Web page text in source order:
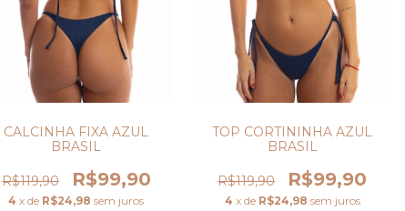
CALCINHA FIXA AZUL
BRASIL
R$119,90 R$99,90
4 x de R$24,98 sem juros
TOP CORTININHA AZUL
BRASIL
R$119,90 R$99,90
4 x de R$24,98 sem juros